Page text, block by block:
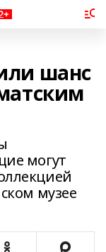
шанс
могут
музее